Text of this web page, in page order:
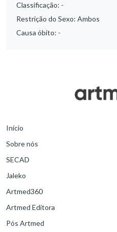
Classificação: -
Restrição do Sexo: Ambos
Causa óbito: -
Início
Sobre nós
SECAD
Jaleko
Artmed360
Artmed Editora
Pós Artmed